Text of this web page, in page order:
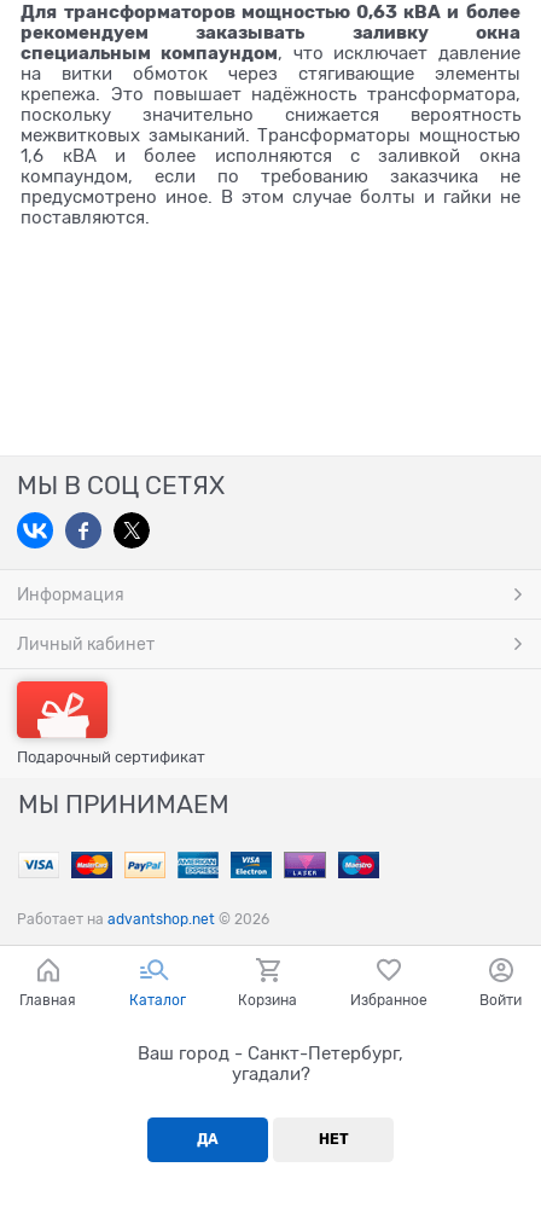
Для трансформаторов мощностью 0,63 кВА и более
рекомендуем заказывать заливку окна
специальным компаундом, что исключает давление
на витки обмоток через стягивающие элементы
крепежа. Это повышает надёжность трансформатора,
поскольку значительно снижается вероятность
межвитковых замыканий. Трансформаторы мощностью
1,6 кВА и более исполняются с заливкой окна
компаундом, если по требованию заказчика не
предусмотрено иное. В этом случае болты и гайки не
поставляются.
МЫ В СОЦ СЕТЯХ
Информация
Личный кабинет
Подарочный сертификат
МЫ ПРИНИМАЕМ
Работает на advantshop.net © 2026
Главная Каталог Корзина Избранное Войти
Ваш город - Санкт-Петербург,
угадали?
ДА НЕТ